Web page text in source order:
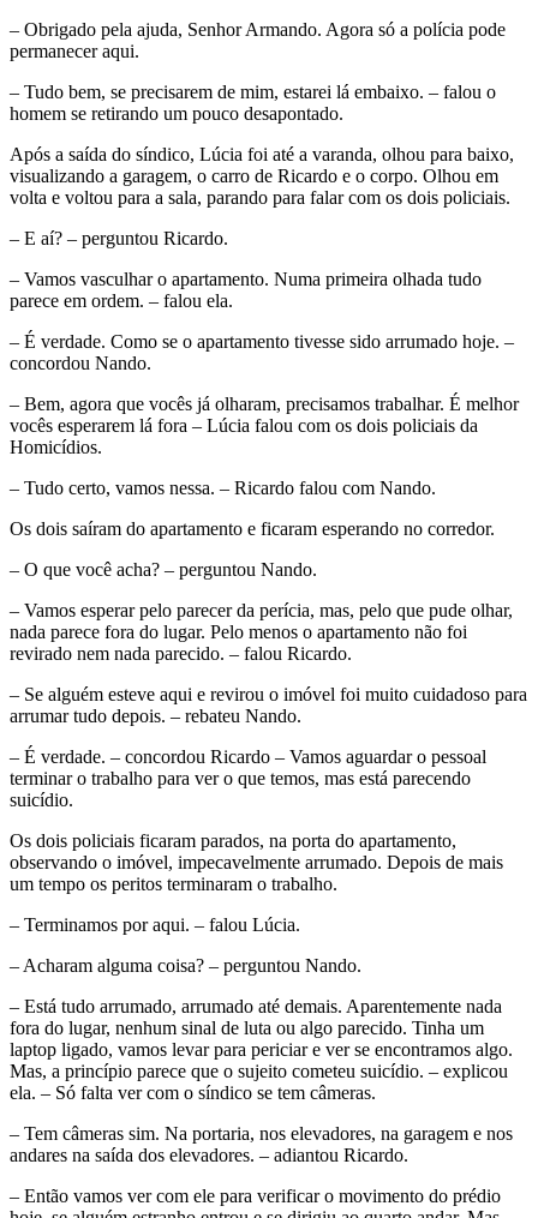
– Obrigado pela ajuda, Senhor Armando. Agora só a polícia pode
permanecer aqui.
– Tudo bem, se precisarem de mim, estarei lá embaixo. – falou o
homem se retirando um pouco desapontado.
Após a saída do síndico, Lúcia foi até a varanda, olhou para baixo,
visualizando a garagem, o carro de Ricardo e o corpo. Olhou em
volta e voltou para a sala, parando para falar com os dois policiais.
– E aí? – perguntou Ricardo.
– Vamos vasculhar o apartamento. Numa primeira olhada tudo
parece em ordem. – falou ela.
– É verdade. Como se o apartamento tivesse sido arrumado hoje. –
concordou Nando.
– Bem, agora que vocês já olharam, precisamos trabalhar. É melhor
vocês esperarem lá fora – Lúcia falou com os dois policiais da
Homicídios.
– Tudo certo, vamos nessa. – Ricardo falou com Nando.
Os dois saíram do apartamento e ficaram esperando no corredor.
– O que você acha? – perguntou Nando.
– Vamos esperar pelo parecer da perícia, mas, pelo que pude olhar,
nada parece fora do lugar. Pelo menos o apartamento não foi
revirado nem nada parecido. – falou Ricardo.
– Se alguém esteve aqui e revirou o imóvel foi muito cuidadoso para
arrumar tudo depois. – rebateu Nando.
– É verdade. – concordou Ricardo – Vamos aguardar o pessoal
terminar o trabalho para ver o que temos, mas está parecendo
suicídio.
Os dois policiais ficaram parados, na porta do apartamento,
observando o imóvel, impecavelmente arrumado. Depois de mais
um tempo os peritos terminaram o trabalho.
– Terminamos por aqui. – falou Lúcia.
– Acharam alguma coisa? – perguntou Nando.
– Está tudo arrumado, arrumado até demais. Aparentemente nada
fora do lugar, nenhum sinal de luta ou algo parecido. Tinha um
laptop ligado, vamos levar para periciar e ver se encontramos algo.
Mas, a princípio parece que o sujeito cometeu suicídio. – explicou
ela. – Só falta ver com o síndico se tem câmeras.
– Tem câmeras sim. Na portaria, nos elevadores, na garagem e nos
andares na saída dos elevadores. – adiantou Ricardo.
– Então vamos ver com ele para verificar o movimento do prédio